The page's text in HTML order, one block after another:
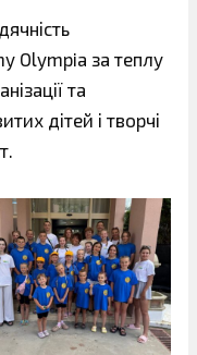
Olympia за теплу
та
дітей і творчі